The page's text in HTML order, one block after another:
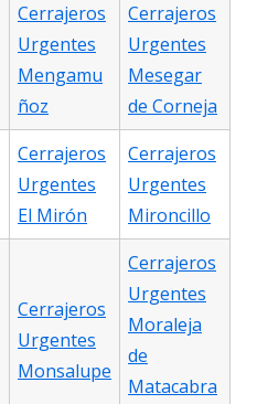
Cerrajeros
Urgentes
Mengamu
ñoz
Cerrajeros
Urgentes
Mesegar
de Corneja
Cerrajeros
Urgentes
El Mirón
Cerrajeros
Urgentes
Mironcillo
Cerrajeros
Urgentes
Monsalupe
Cerrajeros
Urgentes
Moraleja
de
Matacabra